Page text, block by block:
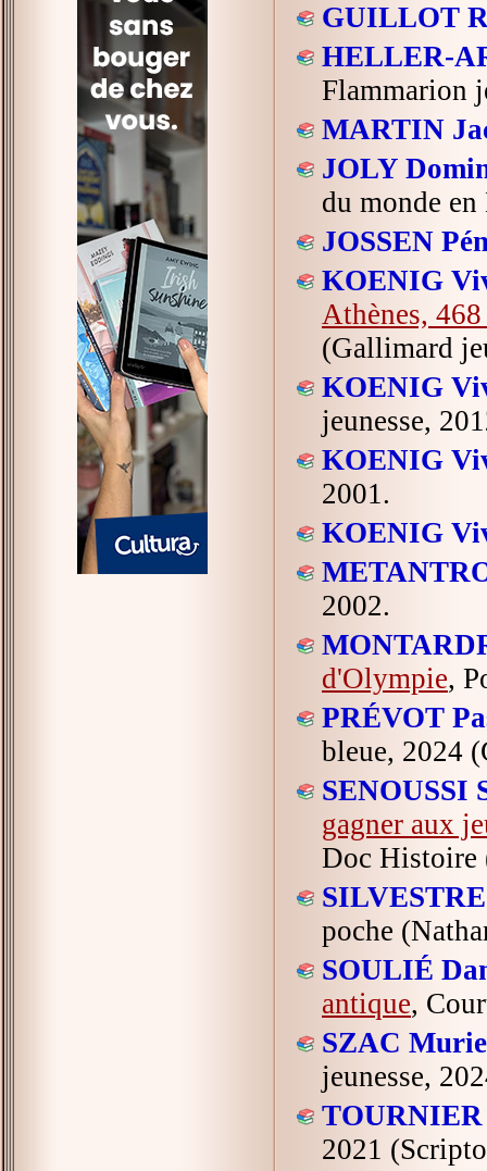
GUILLOT
HELLER-
Flammarion
MARTIN
JOLY
du monde
JOSSEN
KOENIG
Athènes,
(Gallimard
KOENIG
jeunesse,
KOENIG
2001.
KOENIG
2002.
d'Olympie,
PRÉVOT
bleue, 2024
SENOUSSI
gagner aux
Doc Histoire
poche
SOULIÉ
antique,
SZAC
jeunesse,
2021